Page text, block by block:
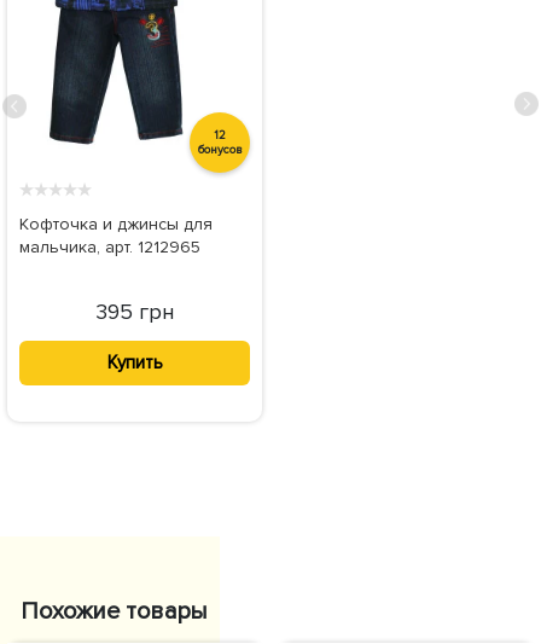
12
бонусов
★★★★★
Кофточка и джинсы для
мальчика, арт. 1212965
395 грн
Купить
Похожие товары